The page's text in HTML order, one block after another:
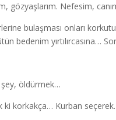
gözyaşlarım. Nefesim,
bulaşması onları
bedenim yırtılırcasına…
şey, öldürmek…
ki korkakça… Kurban